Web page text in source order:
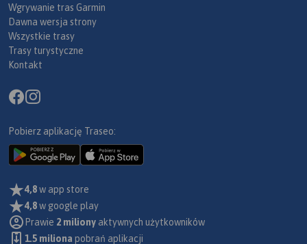
Wgrywanie tras Garmin
Dawna wersja strony
Wszystkie trasy
Trasy turystyczne
Kontakt
Pobierz aplikację Traseo:
4,8w app store
4,8w google play
Prawie 2 miliony aktywnych użytkowników
1.5 miliona pobrań aplikacji